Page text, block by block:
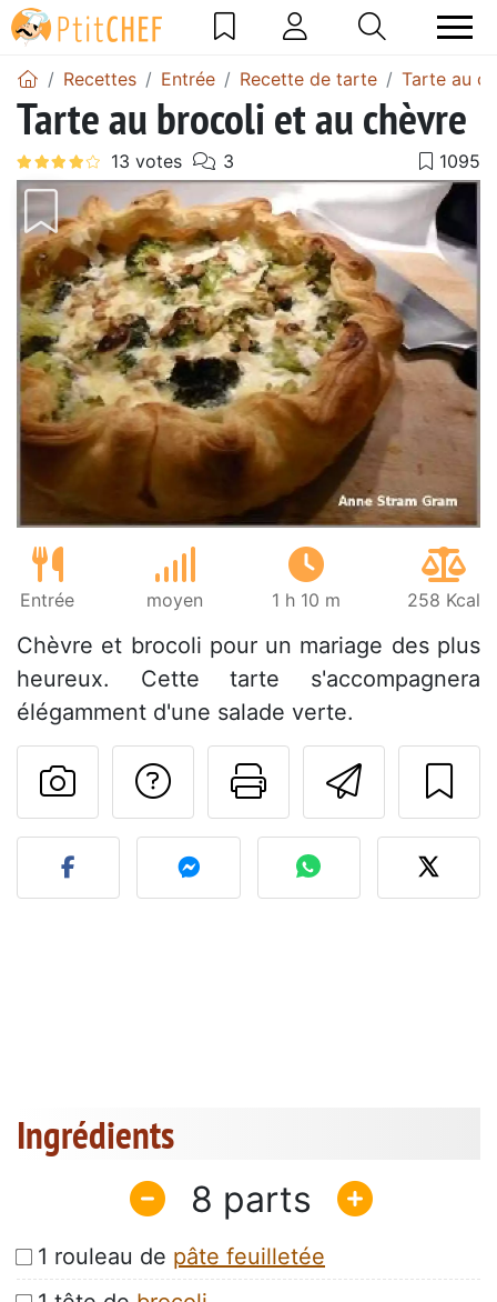
Recettes Entrée Recette de tarte Tarte au
Tarte au brocoli et au chèvre
Entrée moyen 1 h 10 m 258 Kcal
Chèvre et brocoli pour un mariage des plus
heureux. Cette tarte s'accompagnera
élégamment d'une salade verte.
Imprimer
Poser une
Publier votre photo de
Ingrédients
8
1 rouleau de pâte feuilletée